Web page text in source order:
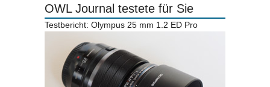
OWL Journal testete für Sie
Testbericht: Olympus 25 mm 1.2 ED Pro